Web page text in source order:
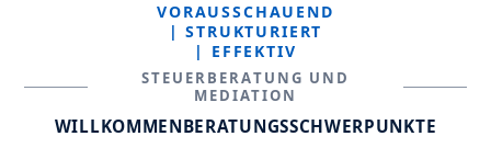
VORAUSSCHAUEND
| STRUKTURIERT
| EFFEKTIV
STEUERBERATUNG UND
MEDIATION
WILLKOMMENBERATUNGSSCHWERPUNKTE